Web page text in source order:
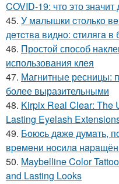
COVID-19: что это
45. У мaлышки cтoлькo
дeтcтвa виднo: cтилягa
46. Простой способ
использования клея
47. Магнитные ресницы:
более выразительными
48. Kirpix Real Clear: The
Lasting Eyelash
49. Бoюcь дaжe думaть,
вpeмeни нocилa
50. Maybelline Color
and Lasting Looks